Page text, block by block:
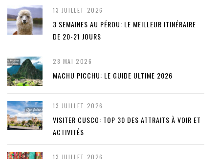
13 JUILLET 2026
3 SEMAINES AU PÉROU: LE MEILLEUR ITINÉRAIRE
DE 20-21 JOURS
28 MAI 2026
MACHU PICCHU: LE GUIDE ULTIME 2026
13 JUILLET 2026
VISITER CUSCO: TOP 30 DES ATTRAITS À VOIR ET
ACTIVITÉS
13 JUILLET 2026